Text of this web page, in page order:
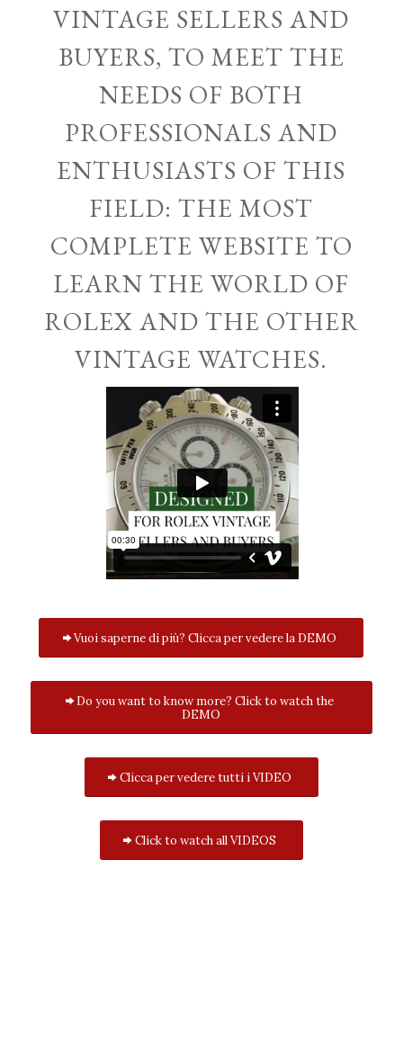
VINTAGE SELLERS AND
BUYERS, TO MEET THE
NEEDS OF BOTH
PROFESSIONALS AND
ENTHUSIASTS OF THIS
FIELD: THE MOST
COMPLETE WEBSITE TO
LEARN THE WORLD OF
ROLEX AND THE OTHER
VINTAGE WATCHES.
Vuoi saperne di più? Clicca per vedere la DEMO
Do you want to know more? Click to watch the
DEMO
Clicca per vedere tutti i VIDEO
Click to watch all VIDEOS